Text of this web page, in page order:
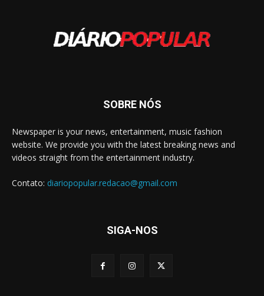
SOBRE NÓS
Newspaper is your news, entertainment, music fashion
website. We provide you with the latest breaking news and
videos straight from the entertainment industry.
Contato: diariopopular.redacao@gmail.com
SIGA-NOS